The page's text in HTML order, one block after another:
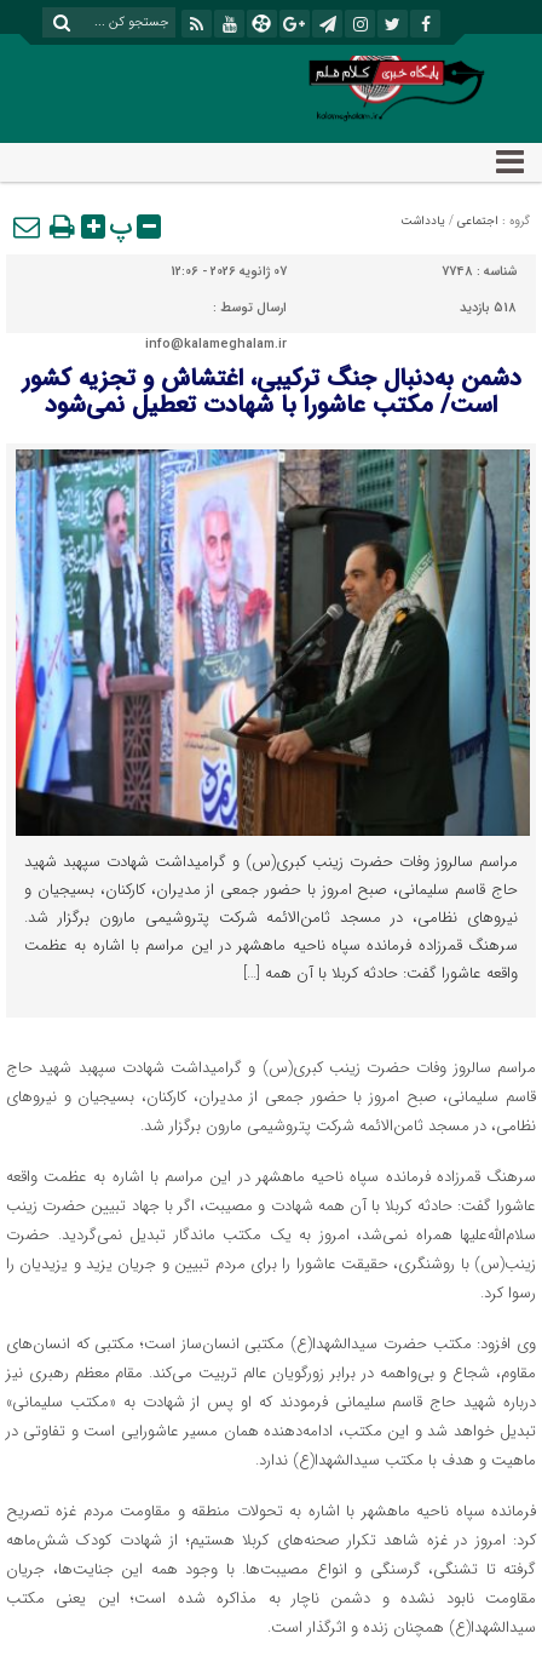
گروه : اجتماعی / یادداشت پ
شناسه : 7748
07 ژانویه 2026 - 12:06
518 بازدید
ارسال توسط :
info@kalameghalam.ir
دشمن به‌دنبال جنگ ترکیبی، اغتشاش و تجزیه کشور
است/ مکتب عاشورا با شهادت تعطیل نمی‌شود
مراسم سالروز وفات حضرت زینب کبری(س) و گرامیداشت شهادت سپهبد شهید
حاج قاسم سلیمانی، صبح امروز با حضور جمعی از مدیران، کارکنان، بسیجیان و
نیروهای نظامی، در مسجد ثامن‌الائمه شرکت پتروشیمی مارون برگزار شد.
سرهنگ قمرزاده فرمانده سپاه ناحیه ماهشهر در این مراسم با اشاره به عظمت
واقعه عاشورا گفت: حادثه کربلا با آن همه […]
مراسم سالروز وفات حضرت زینب کبری(س) و گرامیداشت شهادت سپهبد شهید حاج
قاسم سلیمانی، صبح امروز با حضور جمعی از مدیران، کارکنان، بسیجیان و نیروهای
نظامی، در مسجد ثامن‌الائمه شرکت پتروشیمی مارون برگزار شد.
سرهنگ قمرزاده فرمانده سپاه ناحیه ماهشهر در این مراسم با اشاره به عظمت واقعه
عاشورا گفت: حادثه کربلا با آن همه شهادت و مصیبت، اگر با جهاد تبیین حضرت زینب
سلام‌الله‌علیها همراه نمی‌شد، امروز به یک مکتب ماندگار تبدیل نمی‌گردید. حضرت
زینب(س) با روشنگری، حقیقت عاشورا را برای مردم تبیین و جریان یزید و یزیدیان را
رسوا کرد.
وی افزود: مکتب حضرت سیدالشهدا(ع) مکتبی انسان‌ساز است؛ مکتبی که انسان‌های
مقاوم، شجاع و بی‌واهمه در برابر زورگویان عالم تربیت می‌کند. مقام معظم رهبری نیز
درباره شهید حاج قاسم سلیمانی فرمودند که او پس از شهادت به «مکتب سلیمانی»
تبدیل خواهد شد و این مکتب، ادامه‌دهنده همان مسیر عاشورایی است و تفاوتی در
ماهیت و هدف با مکتب سیدالشهدا(ع) ندارد.
فرمانده سپاه ناحیه ماهشهر با اشاره به تحولات منطقه و مقاومت مردم غزه تصریح
کرد: امروز در غزه شاهد تکرار صحنه‌های کربلا هستیم؛ از شهادت کودک شش‌ماهه
گرفته تا تشنگی، گرسنگی و انواع مصیبت‌ها. با وجود همه این جنایت‌ها، جریان
مقاومت نابود نشده و دشمن ناچار به مذاکره شده است؛ این یعنی مکتب
سیدالشهدا(ع) همچنان زنده و اثرگذار است.